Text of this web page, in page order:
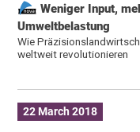
Weniger Input,
Umweltbelastung
Wie
weltweit revolutionieren
22 March 2018